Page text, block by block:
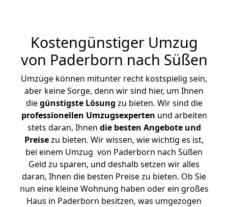
Kostengünstiger Umzug
von Paderborn nach Süßen
Umzüge können mitunter recht kostspielig sein,
aber keine Sorge, denn wir sind hier, um Ihnen
diegünstigste Lösung zu bieten. Wir sind die
professionellen Umzugsexperten und arbeiten
stets daran, Ihnen die besten Angebote und
Preisezu bieten. Wir wissen, wie wichtig es ist,
bei einem Umzug von Paderborn nach Süßen
Geld zu sparen, und deshalb setzen wir alles
daran, Ihnen die besten Preise zu bieten. Ob Sie
nun eine kleine Wohnung haben oder ein großes
Haus in Paderborn besitzen, was umgezogen